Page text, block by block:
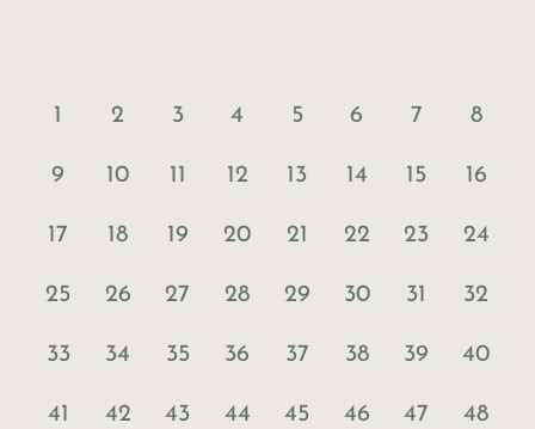
1 2 3 4 5 6 7 8
9 10 11 12 13 14 15 16
17 18 19 20 21 22 23 24
25 26 27 28 29 30 31 32
33 34 35 36 37 38 39 40
41 42 43 44 45 46 47 48